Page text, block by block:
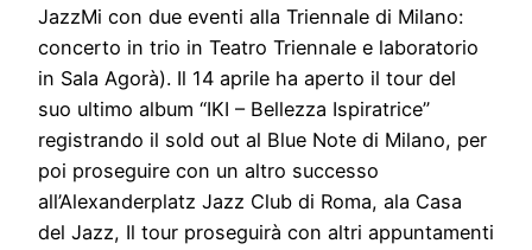
JazzMi con due eventi alla Triennale di Milano:
concerto in trio in Teatro Triennale e laboratorio
in Sala Agorà). Il 14 aprile ha aperto il tour del
suo ultimo album “IKI – Bellezza Ispiratrice”
registrando il sold out al Blue Note di Milano, per
poi proseguire con un altro successo
all’Alexanderplatz Jazz Club di Roma, ala Casa
del Jazz, Il tour proseguirà con altri appuntamenti